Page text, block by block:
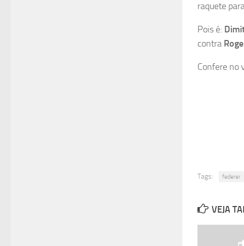
raquete
Pois é:
contra
Confere no
Tags: federer
VEJA